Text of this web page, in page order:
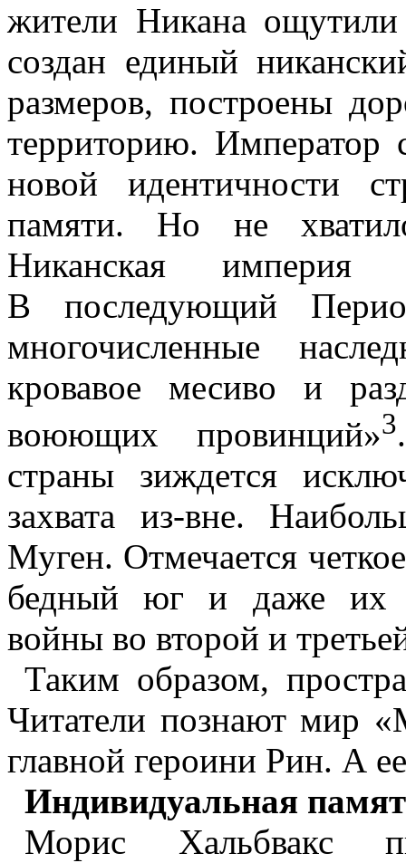
жители Никана
создан единый
размеров, построены
территорию. Император
новой идентичности
памяти. Но не
Никанская империя
В последующий
многочисленные
кровавое месиво и
воюющих провинций»3
страны зиждется
захвата из-вне.
Муген. Отмечается
бедный юг и даже их
войны во второй и
Таким образом,
Читатели познают мир
главной героини Рин. А
Индивидуальная
Морис Хальбвакс